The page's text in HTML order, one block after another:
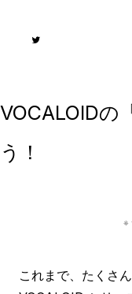
VOCALOIDの
う！
※
これまで、たくさ